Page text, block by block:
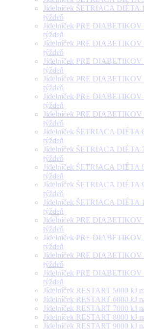
Jídelníček ŠETRIACA DIÉTA
týždeň
Jídelníček PRE DIABETIKOV
týždeň
Jídelníček PRE DIABETIKOV
týždeň
Jídelníček PRE DIABETIKOV
týždeň
Jídelníček PRE DIABETIKOV
týždeň
Jídelníček PRE DIABETIKOV
týždeň
Jídelníček PRE DIABETIKOV
týždeň
Jídelníček ŠETRIACA DIÉTA
týždeň
Jídelníček ŠETRIACA DIÉTA
týždeň
Jídelníček ŠETRIACA DIÉTA
týždeň
Jídelníček ŠETRIACA DIÉTA
týždeň
Jídelníček ŠETRIACA DIÉTA
týždeň
Jídelníček PRE DIABETIKOV
týždeň
Jídelníček PRE DIABETIKOV
týždeň
Jídelníček PRE DIABETIKOV
týždeň
Jídelníček PRE DIABETIKOV
týždeň
Jídelníček RESTART 5000 kJ
Jídelníček RESTART 6000 kJ
Jídelníček RESTART 7000 kJ
Jídelníček RESTART 8000 kJ
Jídelníček RESTART 9000 kJ